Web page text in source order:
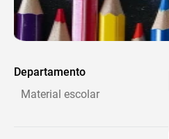
Departamento
Material escolar